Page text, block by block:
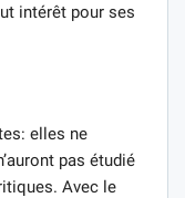
intérêt pour ses
elles ne
pas étudié
Avec le